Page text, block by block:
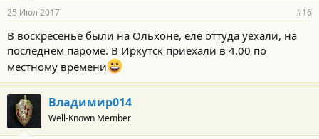
25 Июл 2017 #16
В воскресенье были на Ольхоне, еле оттуда уехали, на
последнем пароме. В Иркутск приехали в 4.00 по
местному времени
Владимир014
Well-Known Member